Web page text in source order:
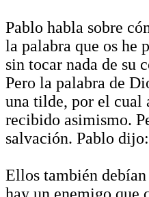
Pablo habla sobre
la palabra que os he
sin tocar nada de su
Pero la palabra de
una tilde, por el cual
recibido asimismo.
salvación. Pablo
Ellos también